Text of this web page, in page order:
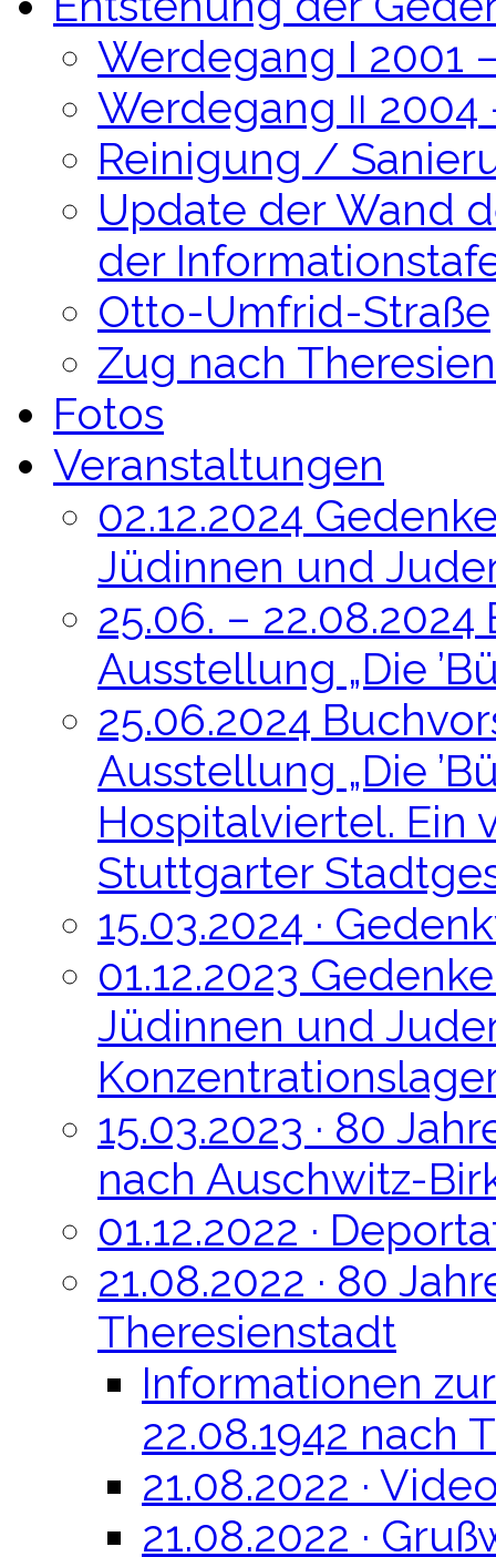
Werdegang I 2001
Werdegang II 2004
Reinigung /
Update der Wand
der
Otto-Umfrid-Straße
Zug nach
Fotos
Veranstaltungen
02.12.2024
Jüdinnen und
25.06. –
Ausstellung „Die
25.06.2024
Ausstellung „Die
Hospitalviertel. Ein
Stuttgarter
15.03.2024 ·
01.12.2023
Jüdinnen und
15.03.2023 · 80
nach Auschwitz-
01.12.2022 ·
21.08.2022 · 80
Theresienstadt
Informationen
22.08.1942 nach
21.08.2022 ·
21.08.2022 ·